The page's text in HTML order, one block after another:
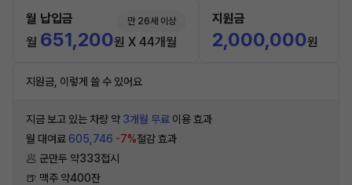
월 납입금 만 26세 이상
월 651,200원 X 44개월
지원금
2,000,000원
지원금, 이렇게 쓸 수 있어요
지금 보고 있는 차량 약 3개월 무료 이용 효과
월 대여료 605,746 -7%절감 효과
🥟 군만두 약333접시
🍺 맥주 약400잔